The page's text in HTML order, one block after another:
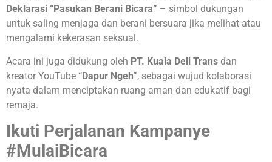
Deklarasi “Pasukan Berani Bicara” – simbol dukungan
untuk saling menjaga dan berani bersuara jika melihat atau
mengalami kekerasan seksual.
Acara ini juga didukung oleh PT. Kuala Deli Trans dan
kreator YouTube “Dapur Ngeh”, sebagai wujud kolaborasi
nyata dalam menciptakan ruang aman dan edukatif bagi
remaja.
Ikuti Perjalanan Kampanye
#MulaiBicara